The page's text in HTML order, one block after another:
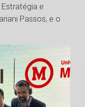
e
Passos, e o